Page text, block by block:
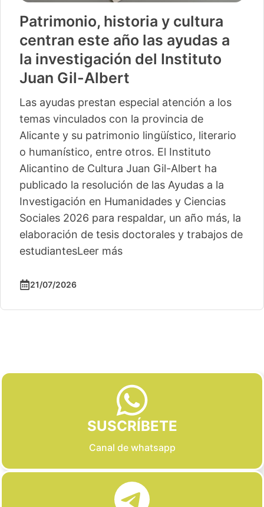
Patrimonio, historia y cultura
centran este año las ayudas a
la investigación del Instituto
Juan Gil-Albert
Las ayudas prestan especial atención a los
temas vinculados con la provincia de
Alicante y su patrimonio lingüístico, literario
o humanístico, entre otros. El Instituto
Alicantino de Cultura Juan Gil-Albert ha
publicado la resolución de las Ayudas a la
Investigación en Humanidades y Ciencias
Sociales 2026 para respaldar, un año más, la
elaboración de tesis doctorales y trabajos de
estudiantesLeer más
21/07/2026
SUSCRÍBETE
Canal de whatsapp